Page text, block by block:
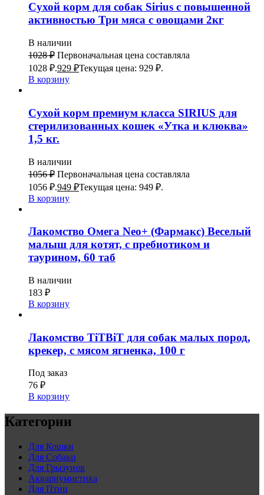
Сухой корм для собак Sirius с повышенной
активностью Три мяса с овощами 2кг
В наличии
1028₽ Первоначальная цена составляла
1028 ₽.929 ₽Текущая цена: 929 ₽.
В корзину
Сухой корм премиум класса SIRIUS для
стерилизованных кошек «Утка и клюква»
1,5 кг.
В наличии
1056₽ Первоначальная цена составляла
1056 ₽.949 ₽Текущая цена: 949 ₽.
В корзину
Лакомство Омега Neo+ (Фармакс) Веселый
малыш для котят, с пребиотиком и
таурином, 60 таб
В наличии
183 ₽
В корзину
Лакомство TiTBiT для собак малых пород,
крекер, с мясом ягненка, 100 г
Под заказ
76 ₽
В корзину
Категории
Для Кошки
Для Собаки
Для Грызунов
Аквариумистика
Для Птиц